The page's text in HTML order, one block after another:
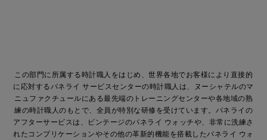
この部門に所属する時計職人をはじめ、世界各地でお客様により直接的
に応対するパネライ サービスセンターの時計職人は、ヌーシャテルのマ
ニュファクチュールにある最先端のトレーニングセンターや各地域の熟
練の時計職人のもとで、全員が特別な研修を受けています。パネライの
アフターサービスは、ビンテージのパネライ ウォッチや、非常に洗練さ
れたコンプリケーションやその他の革新的機能を搭載したパネライ ウォ